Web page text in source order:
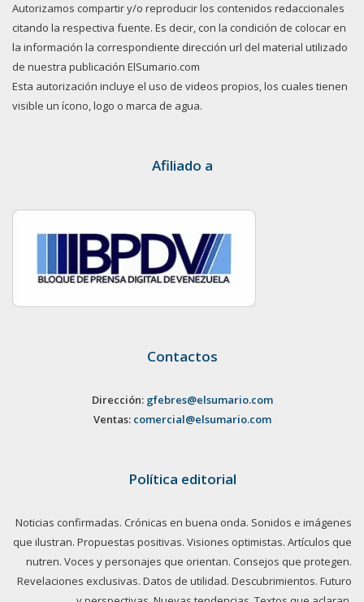
Autorizamos compartir y/o reproducir los contenidos redaccionales
citando la respectiva fuente. Es decir, con la condición de colocar en
la información la correspondiente dirección url del material utilizado
de nuestra publicación ElSumario.com
Esta autorización incluye el uso de videos propios, los cuales tienen
visible un ícono, logo o marca de agua.
Afiliado a
Contactos
Dirección: gfebres@elsumario.com
Ventas: comercial@elsumario.com
Política editorial
Noticias confirmadas. Crónicas en buena onda. Sonidos e imágenes
que ilustran. Propuestas positivas. Visiones optimistas. Artículos que
nutren. Voces y personajes que orientan. Consejos que protegen.
Revelaciones exclusivas. Datos de utilidad. Descubrimientos. Futuro